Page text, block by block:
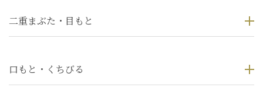
二重まぶた・目もと
口もと・くちびる